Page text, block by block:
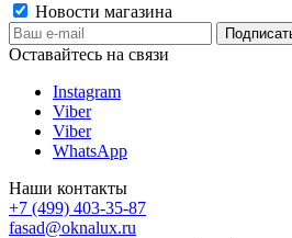
Новости магазина
Оставайтесь на связи
Instagram
Viber
Viber
WhatsApp
Наши контакты
+7 (499) 403-35-87
fasad@oknalux.ru